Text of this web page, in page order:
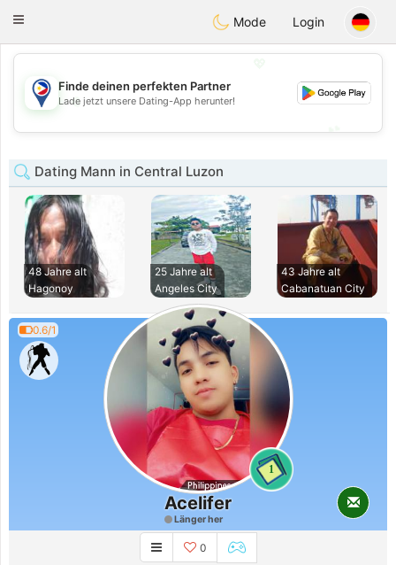
Philippines Chat
Toggle
Mode Login
💖
💕
Finde deinen perfekten Partner
Lade jetzt unsere Dating-App herunter!
Dating Mann in Central Luzon
48 Jahre alt
Hagonoy
25 Jahre alt
Angeles City
43 Jahre alt
Cabanatuan City
0.6/1
1
Acelifer
Länger her
0